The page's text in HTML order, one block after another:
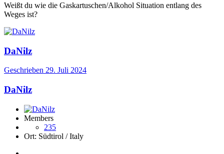
Weißt du wie die Gaskartuschen/Alkohol Situation entlang des
Weges ist?
DaNilz
Geschrieben 29. Juli 2024
DaNilz
Members
235
Ort: Südtirol / Italy